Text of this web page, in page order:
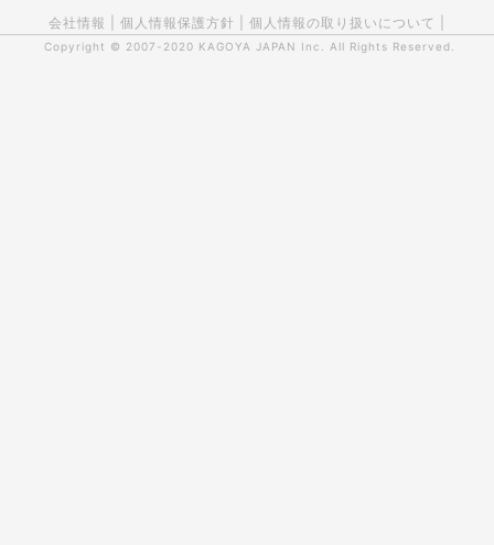
会社情報 個人情報保護方針 個人情報の取り扱いについて
Copyright © 2007-2020 KAGOYA JAPAN Inc. All Rights Reserved.